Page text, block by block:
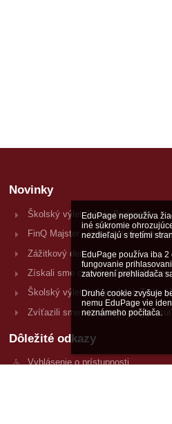
EduPage nepoužíva
iné súkromie
nezdieľajú s tretími
EduPage používa iba
fungovanie
zatvorení prehliadača
Druhé cookie zvyšuje
nemu EduPage vie
neznámeho počítača.
Novinky
Školský výlet 2.A do Budapešti
FinQ Majster - jedna súťaž, dve
Zážitkový deň
Získali sme certifikát Global Money
Školský výlet do Vysokých Tatier
Zvíťazili sme v tvorivej kategórii
Dôležité odkazy
Vyhlásenie o prístupnosti